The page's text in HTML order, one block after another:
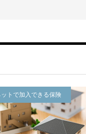
ットで加入できる保険